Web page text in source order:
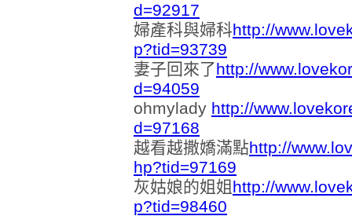
d=92917
婦產科與婦科http://
p?tid=93739
妻子回來了http://
d=94059
ohmylady http://
d=97168
越看越撒嬌滿點http://
hp?tid=97169
灰姑娘的姐姐 http://
p?tid=98460